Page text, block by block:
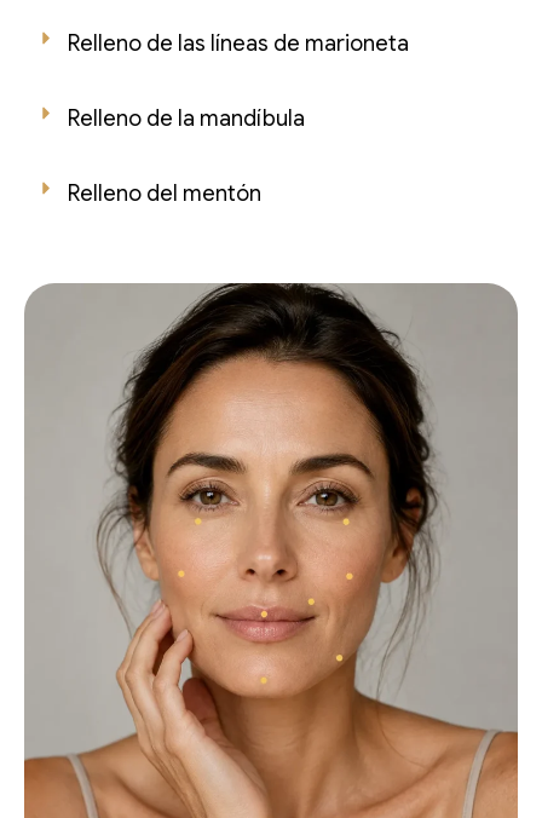
Relleno de las líneas de marioneta
Relleno de la mandíbula
Relleno del mentón